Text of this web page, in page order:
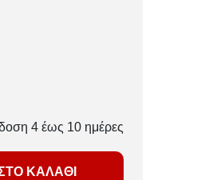
4 έως 10 ημέρες
ΚΑΛΑΘΙ